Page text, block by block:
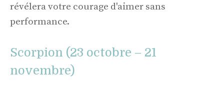
révélera votre courage d'aimer sans
performance.
Scorpion (23 octobre – 21
novembre)